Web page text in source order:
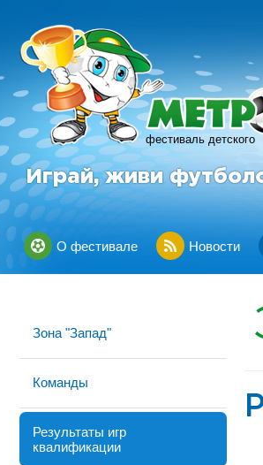
фестиваль детского
Играй, живи
О фестивале Новости
Зона "Запад"
Команды
Результаты игр
квалификации